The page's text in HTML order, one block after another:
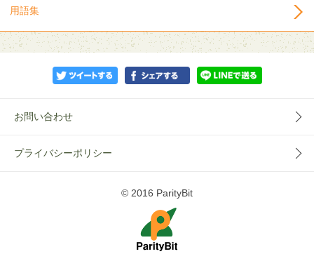
用語集
お問い合わせ
プライバシーポリシー
© 2016 ParityBit